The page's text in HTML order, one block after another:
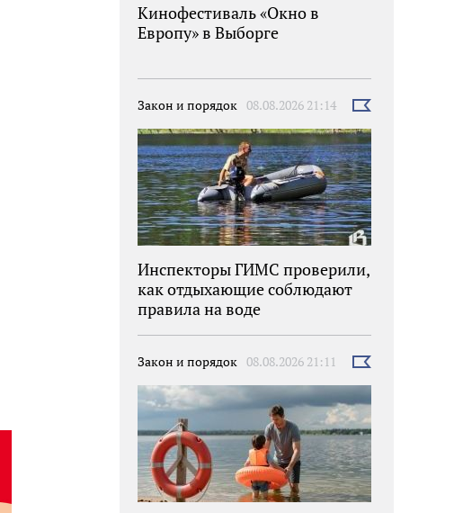
Кинофестиваль «Окно в
Европу» в Выборге
Закон и порядок 08.08.2026 21:14
Выбрать
Инспекторы ГИМС проверили,
как отдыхающие соблюдают
правила на воде
Закон и порядок 08.08.2026 21:11
Выбрать